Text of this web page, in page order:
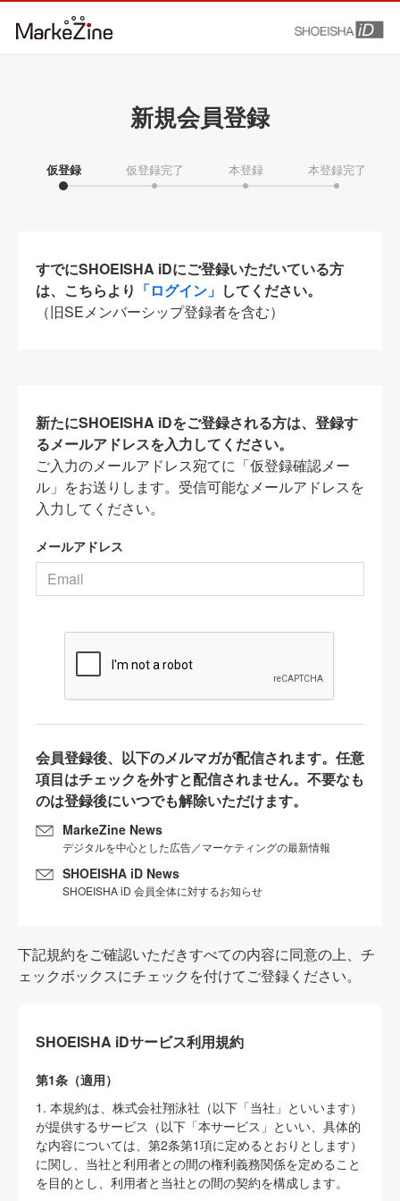
新規会員登録
仮登録 仮登録完了 本登録 本登録完了
すでにSHOEISHA iDにご登録いただいている方
は、こちらより 「ログイン」 してください。
（旧SEメンバーシップ登録者を含む）
新たにSHOEISHA iDをご登録される方は、登録す
るメールアドレスを入力してください。
ご入力のメールアドレス宛てに「仮登録確認メー
ル」をお送りします。受信可能なメールアドレスを
入力してください。
メールアドレス
会員登録後、以下のメルマガが配信されます。任意
項目はチェックを外すと配信されません。不要なも
のは登録後にいつでも解除いただけます。
MarkeZine News
デジタルを中心とした広告／マーケティングの最新情報
SHOEISHA iD News
SHOEISHA iD 会員全体に対するお知らせ
下記規約をご確認いただきすべての内容に同意の上、チ
ェックボックスにチェックを付けてご登録ください。
SHOEISHA iDサービス利用規約
第1条（適用）
1. 本規約は、株式会社翔泳社（以下「当社」といいます）
が提供するサービス（以下「本サービス」といい、具体的
な内容については、第2条第1項に定めるとおりとします）
に関し、当社と利用者との間の権利義務関係を定めること
を目的とし、利用者と当社との間の契約を構成します。